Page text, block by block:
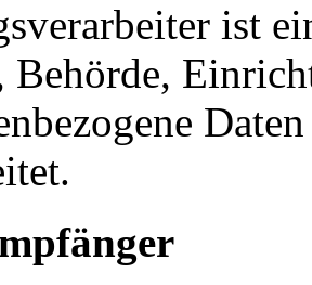
ist
Behörde,